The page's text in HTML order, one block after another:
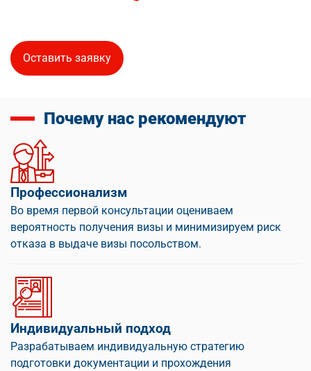
Оставить заявку
Почему нас рекомендуют
Профессионализм
Во время первой консультации оцениваем
вероятность получения визы и минимизируем риск
отказа в выдаче визы посольством.
Индивидуальный подход
Разрабатываем индивидуальную стратегию
подготовки документации и прохождения